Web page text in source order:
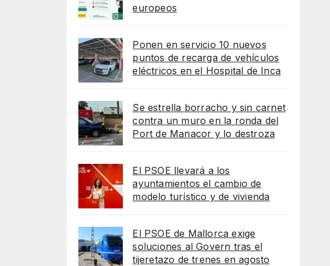
europeos
Ponen en servicio 10 nuevos
puntos de recarga de vehículos
eléctricos en el Hospital de Inca
Se estrella borracho y sin carnet
contra un muro en la ronda del
Port de Manacor y lo destroza
El PSOE llevará a los
ayuntamientos el cambio de
modelo turístico y de vivienda
El PSOE de Mallorca exige
soluciones al Govern tras el
tijeretazo de trenes en agosto